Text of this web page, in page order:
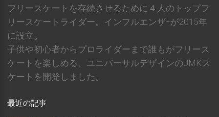
フリースケートを存続させるために４人のトップフ
リースケートライダー。インフルエンザｰが2015年
に設立。
子供や初心者からプロライダーまで誰もがフリース
ケートを楽しめる、ユニバーサルデザインのJMKス
ケートを開発しました。
最近の記事